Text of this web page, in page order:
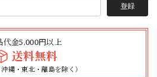
登録
代金5,000円以上
送料無料
沖縄・東北・離島を除く）